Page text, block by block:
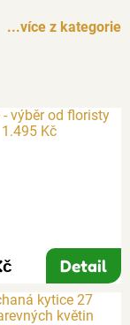
...více z kategorie
Detail